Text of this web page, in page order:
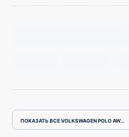
ПОКАЗАТЬ ВСЕ VOLKSWAGEN POLO AWCHZ